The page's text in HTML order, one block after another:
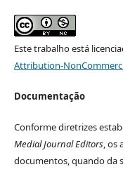
Este trabalho está
Attribution-
Documentação
Conforme diretrizes
Medial Journal Editors, os
documentos, quando da